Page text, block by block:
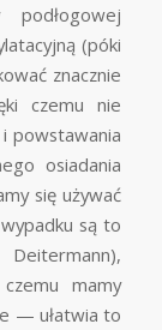
(póki
znacznie
czemu nie
powstawania
osiadania
się używać
są to
mamy
— ułatwia to